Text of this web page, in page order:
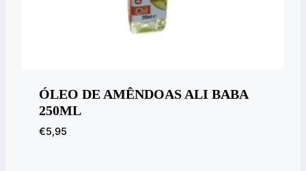
ÓLEO DE AMÊNDOAS ALI BABA
250ML
€5,95